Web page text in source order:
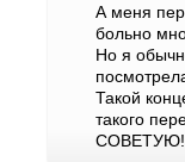
А меня
больно
Но я
Такой
такого